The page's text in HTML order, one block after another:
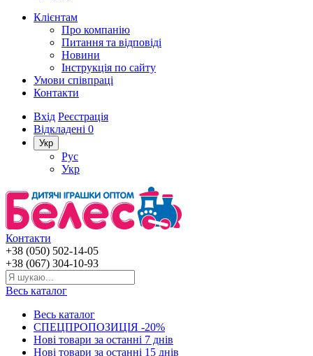
Клієнтам
Про компанію
Питання та відповіді
Новини
Інструкція по сайту
Умови співпраці
Контакти
Вхід Реєстрація
Відкладені 0
Укр
Рус
Укр
Контакти
+38 (050) 502-14-05
+38 (067) 304-10-93
Весь каталог
Весь каталог
СПЕЦПРОПОЗИЦІЯ -20%
Нові товари за останнi 7 днiв
Нові товари за останнi 15 днiв